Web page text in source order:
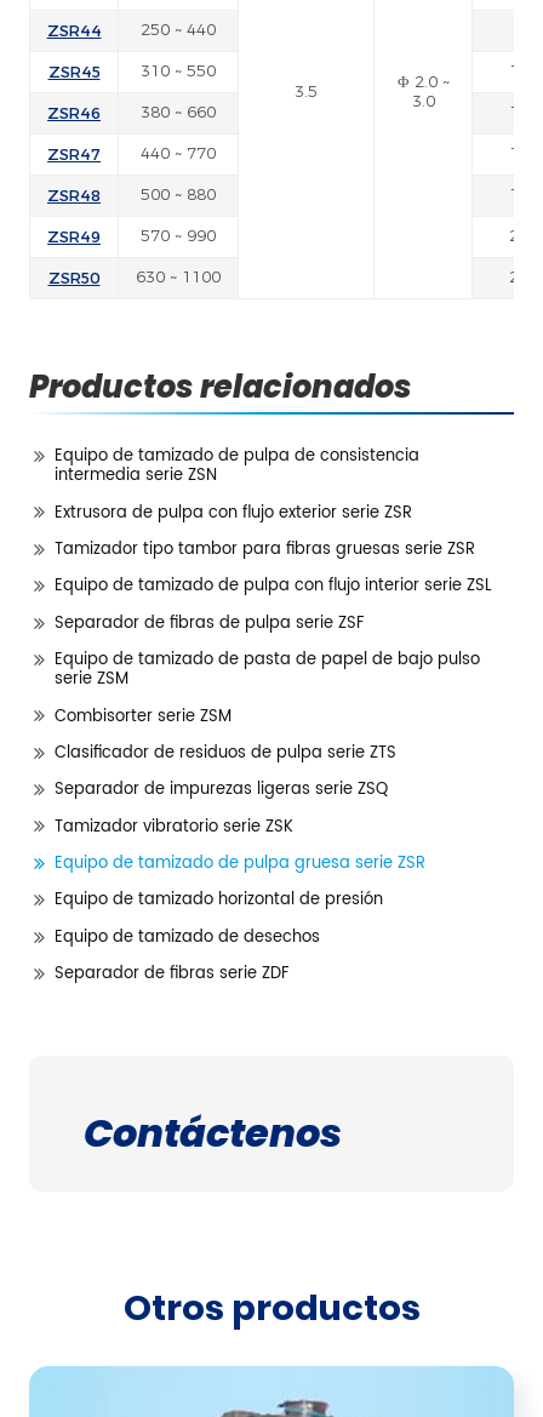
3.5
Φ 2.0 ~
3.0
ZSR44 250 ~ 440
ZSR45 310 ~ 550 110
ZSR46 380 ~ 660 132
ZSR47 440 ~ 770 160
ZSR48 500 ~ 880 185
ZSR49 570 ~ 990 220
ZSR50 630 ~ 1100 250
Productos relacionados
Equipo de tamizado de pulpa de consistencia
intermedia serie ZSN
Extrusora de pulpa con flujo exterior serie ZSR
Tamizador tipo tambor para fibras gruesas serie ZSR
Equipo de tamizado de pulpa con flujo interior serie ZSL
Separador de fibras de pulpa serie ZSF
Equipo de tamizado de pasta de papel de bajo pulso
serie ZSM
Combisorter serie ZSM
Clasificador de residuos de pulpa serie ZTS
Separador de impurezas ligeras serie ZSQ
Tamizador vibratorio serie ZSK
Equipo de tamizado de pulpa gruesa serie ZSR
Equipo de tamizado horizontal de presión
Equipo de tamizado de desechos
Separador de fibras serie ZDF
Contáctenos
Otros productos